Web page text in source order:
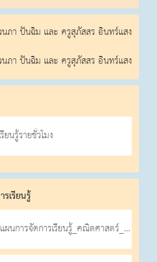
ภา ปันฉิม และ ครูสุภัสสร อินทร์แสง
ภา ปันฉิม และ ครูสุภัสสร อินทร์แสง
ยนรู้รายชั่วโมง
เรียนรู้
ดการเรียนรู้_คณิตศาสตร์_ป.4_ภาคเรียนที่_1_2566_1